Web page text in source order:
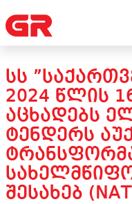
ᲡᲡ
2024 ᲬᲚᲘᲡ
ᲐᲪᲮᲐᲓᲔᲑᲡ
ᲢᲔᲜᲓᲔᲠᲡ
ᲨᲔᲡᲐᲮᲔᲑ